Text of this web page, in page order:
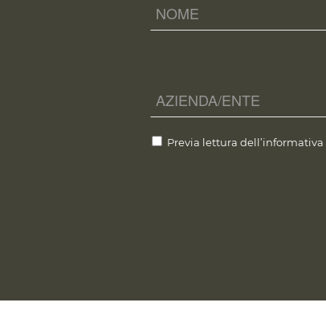
Previa lettura dell’informativa